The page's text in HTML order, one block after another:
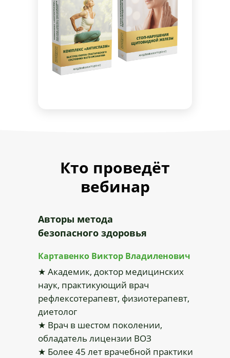
Кто проведёт
вебинар
Картавенко Виктор Владиленович
★ Академик, доктор медицинских
наук, практикующий врач
рефлексотерапевт, физиотерапевт,
диетолог
★ Врач в шестом поколении,
обладатель лицензии ВОЗ
★ Более 45 лет врачебной практики
Авторы метода
безопасного здоровья